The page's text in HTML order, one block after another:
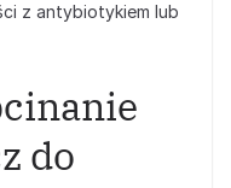
z antybiotykiem lub
do